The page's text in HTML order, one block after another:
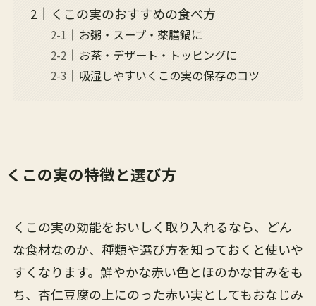
くこの実のおすすめの食べ方
お粥・スープ・薬膳鍋に
お茶・デザート・トッピングに
吸湿しやすいくこの実の保存のコツ
くこの実の特徴と選び方
くこの実の効能をおいしく取り入れるなら、どん
な食材なのか、種類や選び方を知っておくと使いや
すくなります。鮮やかな赤い色とほのかな甘みをも
ち、杏仁豆腐の上にのった赤い実としてもおなじみ